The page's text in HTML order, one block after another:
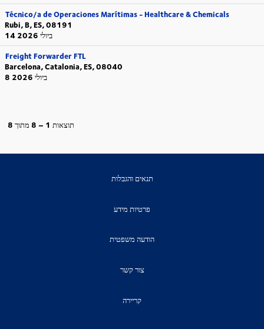
Técnico/a de Operaciones Marítimas - Healthcare & Chemicals
Rubi, B, ES, 08191
14 ביולי 2026
Freight Forwarder FTL
Barcelona, Catalonia, ES, 08040
8 ביולי 2026
תוצאות 1 – 8 מתוך 8
תנאים והגבלות
פרטיות מידע
הודעה משפטית
צור קשר
קריירה